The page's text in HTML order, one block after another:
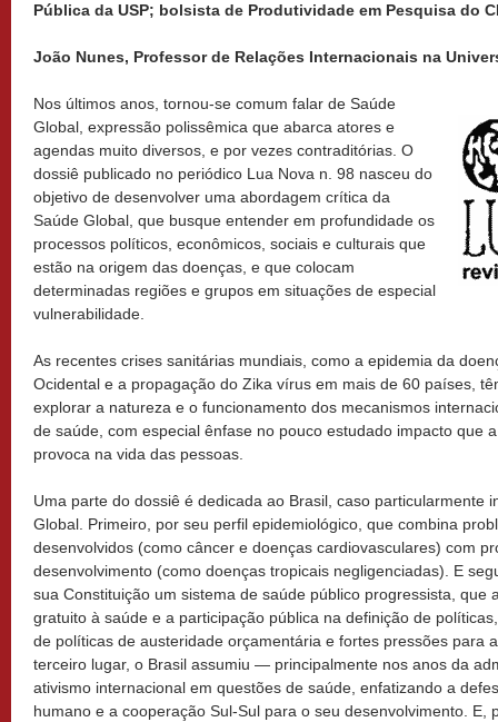
Pública da USP; bolsista de Produtividade em Pesquisa do
João Nunes, Professor de Relações Internacionais na
Nos últimos anos, tornou-se comum falar de Saúde
Global, expressão polissêmica que abarca atores e
agendas muito diversos, e por vezes contraditórias. O
dossiê publicado no periódico Lua Nova n. 98 nasceu do
objetivo de desenvolver uma abordagem crítica da
Saúde Global, que busque entender em profundidade os
processos políticos, econômicos, sociais e culturais que
estão na origem das doenças, e que colocam
determinadas regiões e grupos em situações de especial
vulnerabilidade.
As recentes crises sanitárias mundiais, como a epidemia da
Ocidental e a propagação do Zika vírus em mais de 60 países,
explorar a natureza e o funcionamento dos mecanismos
de saúde, com especial ênfase no pouco estudado impacto que
provoca na vida das pessoas.
Uma parte do dossiê é dedicada ao Brasil, caso particularmente
Global. Primeiro, por seu perfil epidemiológico, que combina
desenvolvidos (como câncer e doenças cardiovasculares) com
desenvolvimento (como doenças tropicais negligenciadas). E
sua Constituição um sistema de saúde público progressista, que
gratuito à saúde e a participação pública na definição de
de políticas de austeridade orçamentária e fortes pressões para
terceiro lugar, o Brasil assumiu — principalmente nos anos da
ativismo internacional em questões de saúde, enfatizando a
humano e a cooperação Sul-Sul para o seu desenvolvimento. E,